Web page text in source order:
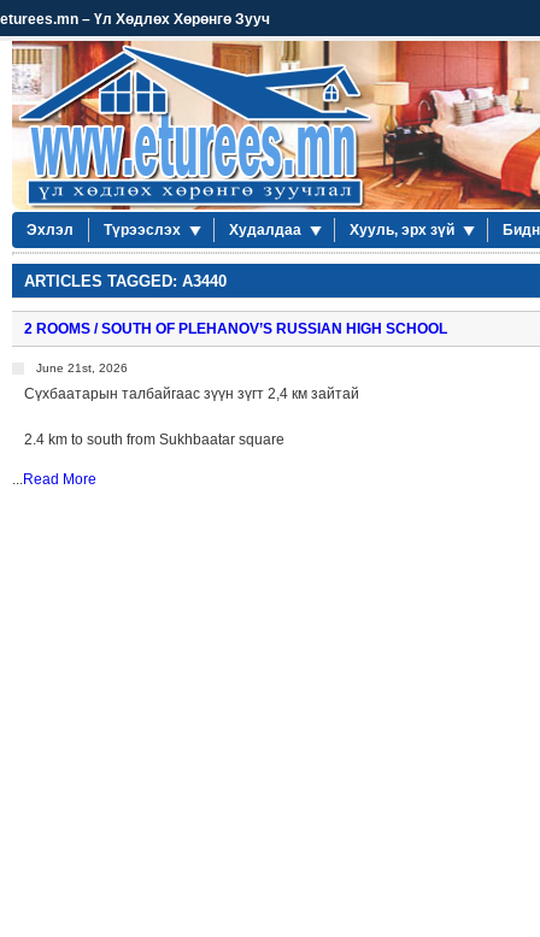
eturees.mn – Үл Хөдлөх Хөрөнгө Зууч
Эхлэл Түрээслэх Худалдаа Хууль, эрх зүй
ARTICLES TAGGED: A3440
2 ROOMS / SOUTH OF PLEHANOV’S RUSSIAN HIGH SCHOOL
June 21st, 2026
Сүхбаатарын талбайгаас зүүн зүгт 2,4 км зайтай
2.4 km to south from Sukhbaatar square
...Read More